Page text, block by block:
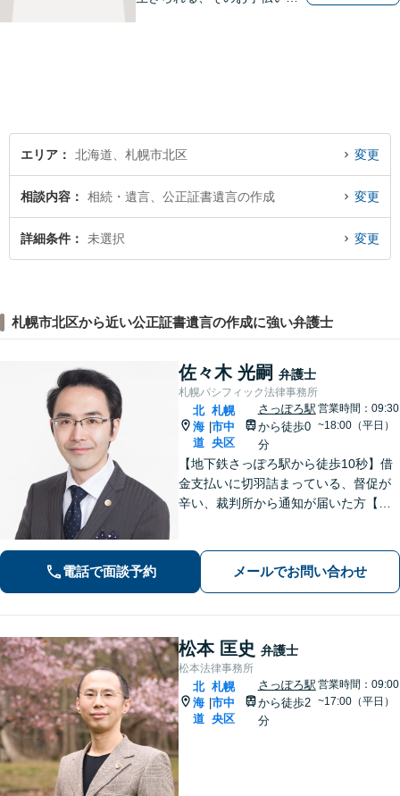
エリア 北海道、札幌市北区 変更
相談内容 相続・遺言、公正証書遺言の作成 変更
詳細条件 未選択 変更
札幌市北区から近い公正証書遺言の作成に強い弁護士
佐々木 光嗣 弁護士
札幌パシフィック法律事務所
北
海
道
札幌
市中
央区
さっぽろ駅
から徒歩0
分
営業時間：09:30
~18:00（平日）
【地下鉄さっぽろ駅から徒歩10秒】借
金支払いに切羽詰まっている、督促が
辛い、裁判所から通知が届いた方【相
せください。自己破産・個人再生・任
意整理／法人破産いずれも対応
電話で面談予約 メールでお問い合わせ
松本 匡史 弁護士
松本法律事務所
北
海
道
札幌
市中
央区
さっぽろ駅
から徒歩2
分
営業時間：09:00
~17:00（平日）